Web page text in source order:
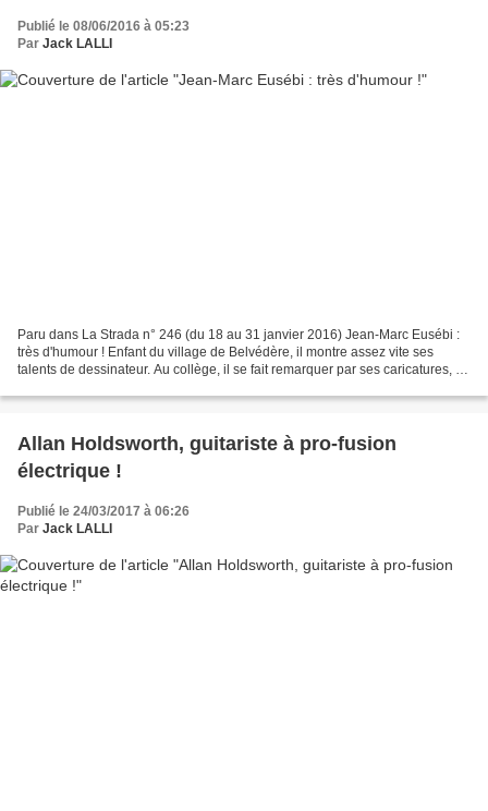
Publié le 08/06/2016 à 05:23
Par Jack LALLI
Paru dans La Strada n° 246 (du 18 au 31 janvier 2016) Jean-Marc Eusébi :
très d'humour ! Enfant du village de Belvédère, il montre assez vite ses
talents de dessinateur. Au collège, il se fait remarquer par ses caricatures, et
Allan Holdsworth, guitariste à pro-fusion
électrique !
Publié le 24/03/2017 à 06:26
Par Jack LALLI